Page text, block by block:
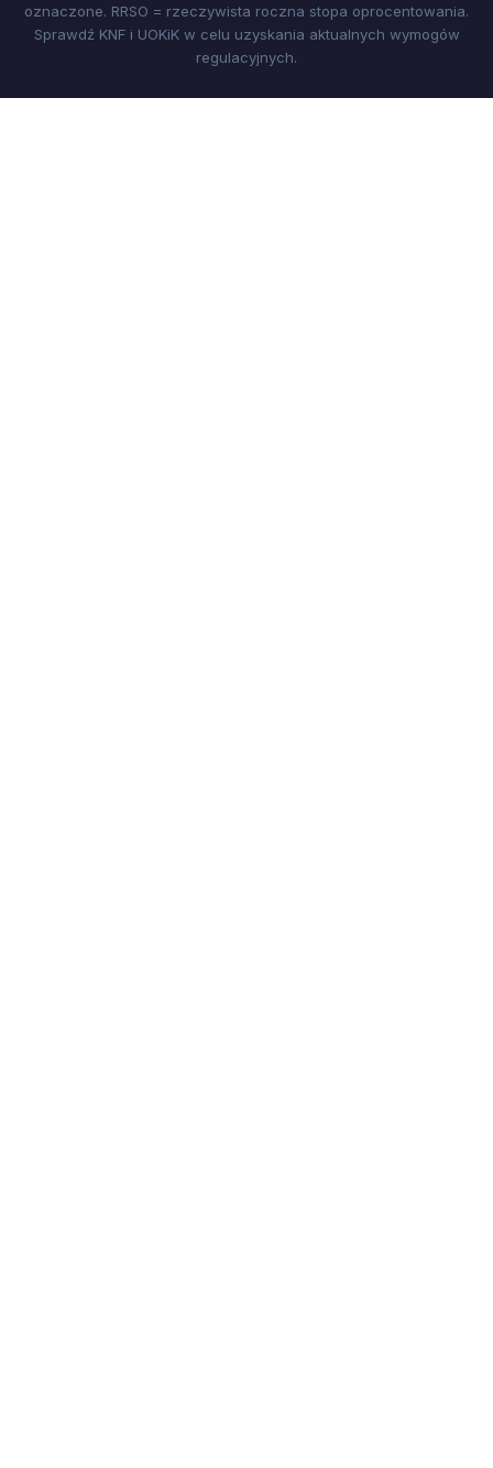
oznaczone. RRSO = rzeczywista roczna stopa oprocentowania.
Sprawdź KNF i UOKiK w celu uzyskania aktualnych wymogów
regulacyjnych.